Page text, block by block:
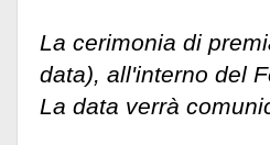
La cerimonia di
data), all'interno del
La data verrà